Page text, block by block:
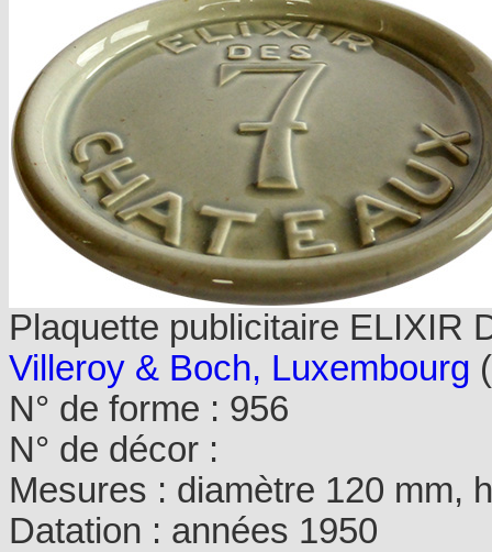
Plaquette publicitaire ELIXIR
Villeroy & Boch, Luxembourg
N° de forme : 956
N° de décor :
Mesures : diamètre 120 mm,
Datation : années 1950